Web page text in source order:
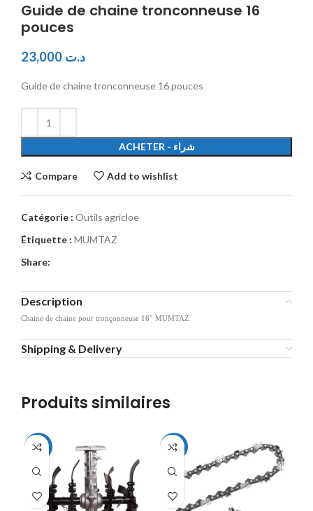
Guide de chaine tronconneuse 16
pouces
د.ت
Guide de chaine tronconneuse 16 pouces
ACHETER - شراء
Compare Add to wishlist
Catégorie : Outils agricloe
Étiquette : MUMTAZ
Share:
Description
Chaine de chaine pour tronçonneuse 16″ MUMTAZ
Shipping & Delivery
Produits similaires
-16% -22%